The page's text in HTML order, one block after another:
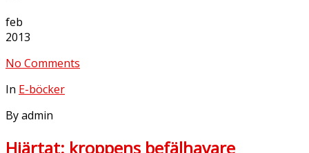
feb
2013
No Comments
In E-böcker
By admin
Hjärtat: kroppens befälhavare